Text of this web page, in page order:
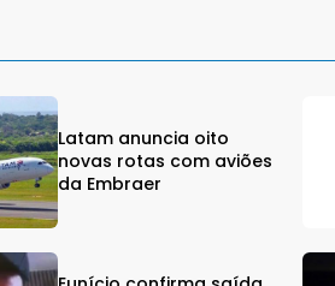
Latam anuncia oito
novas rotas com aviões
da Embraer